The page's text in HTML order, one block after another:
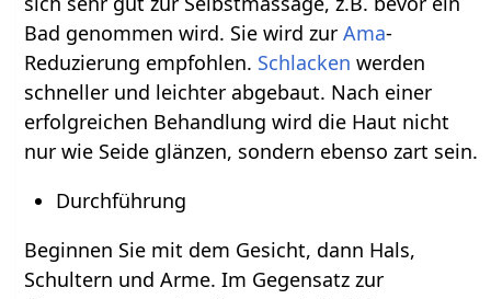
Bad genommen wird. Sie wird zurAma-
Reduzierung empfohlen. Schlacken werden
schneller und leichter abgebaut. Nach einer
erfolgreichen Behandlung wird die Haut nicht
nur wie Seide glänzen, sondern ebenso zart sein.
Durchführung
Beginnen Sie mit dem Gesicht, dann Hals,
Schultern und Arme. Im Gegensatz zur